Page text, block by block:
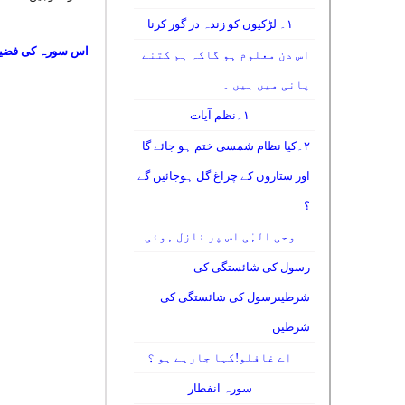
۱۔ لڑکیوں کو زندہ در گور کرنا
اس دن معلوم ہو گاکہ ہم کتنے
پانی میں ہیں ۔
۱۔نظم آیات
۲۔کیا نظام شمسی ختم ہو جائے گا
اور ستاروں کے چراغ گل ہوجائیں گے
؟
وحی الہٰی اس پر نازل ہوئی
رسول کی شائستگی کی
شرطیںرسول کی شائستگی کی
شرطیں
اے غافلو!کہا جارہے ہو ؟
سورہ انفطار
اس سورہ کی